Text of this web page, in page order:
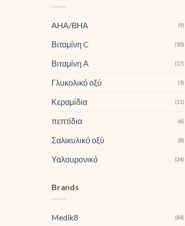
AHA/BHA (9)
Βιταμίνη C (10)
Βιταμίνη Α (17)
Γλυκολικό οξύ (3)
Κεραμίδια (11)
πεπτίδια (6)
Σαλικυλικό οξύ (8)
Υαλουρονικό (24)
Brands
Medik8 (84)